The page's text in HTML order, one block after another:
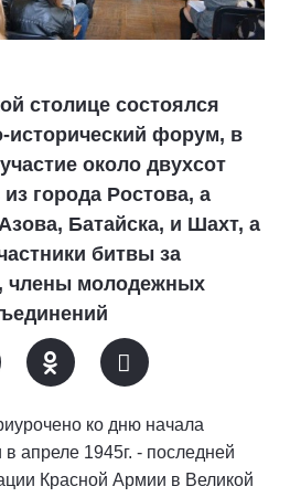
столице состоялся
исторический форум, в
около двухсот
города Ростова, а
Батайска, и Шахт, а
битвы за
члены молодежных
ко дню начала
апреле 1945г. - последней
Красной Армии в Великой